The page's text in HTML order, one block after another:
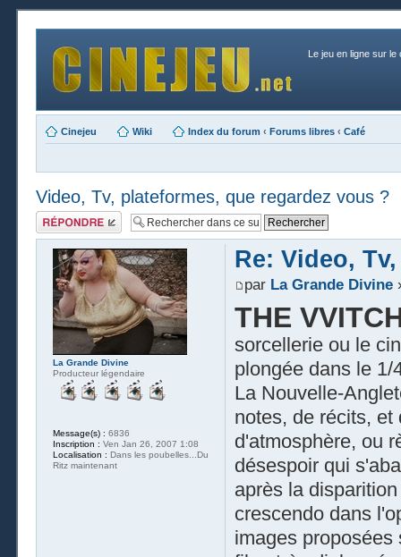
Le jeu en ligne sur le
Cinejeu Wiki Index du forum ‹ Forums libres ‹ Café
Video, Tv, plateformes, que regardez vous ?
Publier une
réponse
Re: Video,
par La Grande Divine
THE
sorcellerie ou le
plongée dans le
La Nouvelle-
notes, de récits,
d'atmosphère, ou
désespoir qui
après la
crescendo dans
images proposées
La Grande Divine
Producteur légendaire
Message(s) : 6836
Inscription : Ven Jan 26, 2007 1:08
Localisation : Dans les poubelles...Du
Ritz maintenant